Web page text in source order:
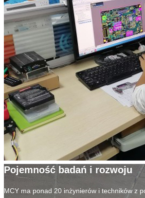
Pojemność badań i rozwoju
MCY ma ponad 20 inżynierów i techników z